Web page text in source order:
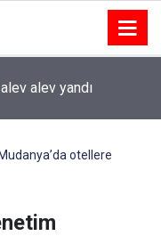
rüzgarı
Mudanya’da otellere